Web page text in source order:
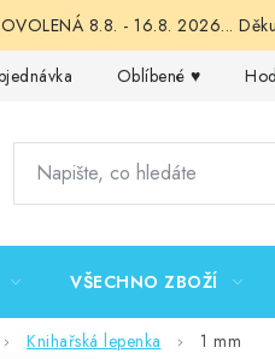
8.8. - 16.8. 2026...
Oblíbené ♥️
VŠECHNO ZBOŽÍ
Knihařská lepenka 1 mm